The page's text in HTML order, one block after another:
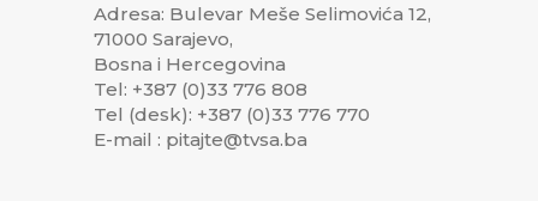
Adresa: Bulevar Meše Selimovića 12,
71000 Sarajevo,
Bosna i Hercegovina
Tel: +387 (0)33 776 808
Tel (desk): +387 (0)33 776 770
E-mail : pitajte@tvsa.ba